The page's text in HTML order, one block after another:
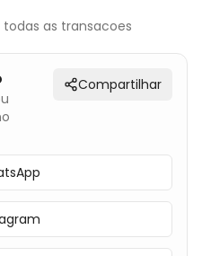
as transacoes
Compartilhar